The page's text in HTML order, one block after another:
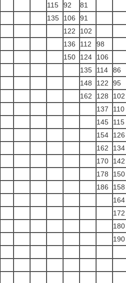
115 92
81
135 106
91
122
102
136 112
98
150 124
106
135 114
86
148 122
95
162 128
102
137
110
145 115
154 126
162 134
170 142
178 150
186 158
164
172
180
190